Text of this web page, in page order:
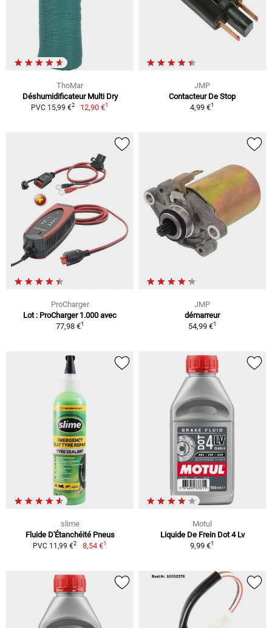
ThoMar
Déshumidificateur Multi Dry
PVC 15,99 €2 12,90 €1
JMP
Contacteur De Stop
4,99 €1
ProCharger
Lot : ProCharger 1.000 avec
77,98 €1
JMP
démarreur
54,99 €1
slime
Fluide D'Étanchéité Pneus
PVC 11,99 €2 8,54 €1
Motul
Liquide De Frein Dot 4 Lv
9,99 €1